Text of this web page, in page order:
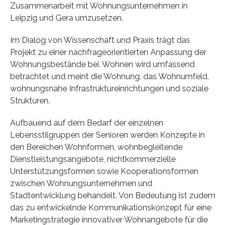
Zusammenarbeit mit Wohnungsunternehmen in
Leipzig und Gera umzusetzen.
Im Dialog von Wissenschaft und Praxis trägt das
Projekt zu einer nachfrageorientierten Anpassung der
Wohnungsbestände bei. Wohnen wird umfassend
betrachtet und meint die Wohnung, das Wohnumfeld,
wohnungsnahe Infrastruktureinrichtungen und soziale
Strukturen.
Aufbauend auf dem Bedarf der einzelnen
Lebensstilgruppen der Senioren werden Konzepte in
den Bereichen Wohnformen, wohnbegleitende
Dienstleistungsangebote, nichtkommerzielle
Unterstützungsformen sowie Kooperationsformen
zwischen Wohnungsunternehmen und
Stadtentwicklung behandelt. Von Bedeutung ist zudem
das zu entwickelnde Kommunikationskonzept für eine
Marketingstrategie innovativer Wohnangebote für die